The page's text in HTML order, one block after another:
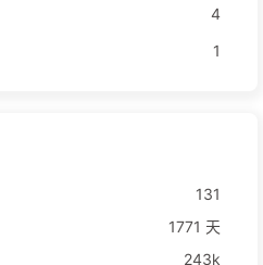
4
1
131
1771 天
243k